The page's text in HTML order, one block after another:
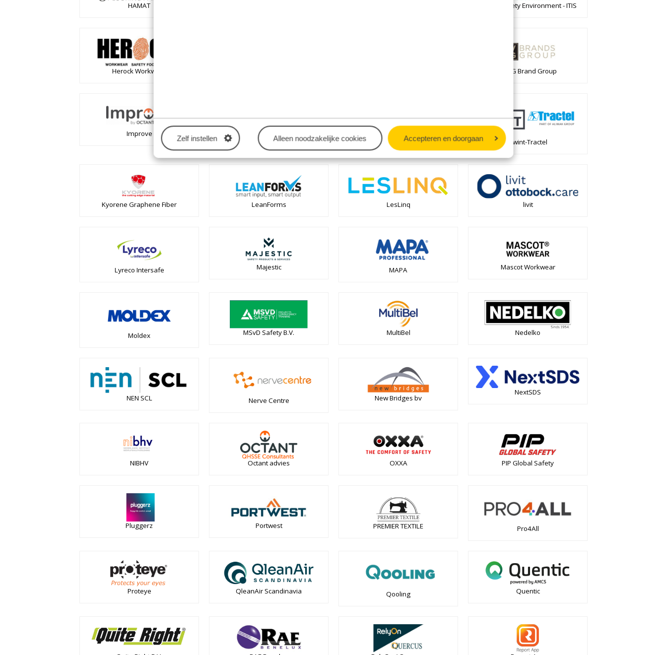
Zelf instellen Alleen noodzakelijke cookies Accepteren en doorgaan
HAMAT Health Safety Environment - ITIS
Herock Workwear HVEG Brand Group
Improve Infralektra
Kwint-Tractel
Kyorene Graphene Fiber LeanForms LesLinq livit
Lyreco Intersafe Majestic MAPA Mascot Workwear
Moldex MSvD Safety B.V. MultiBel Nedelko
NEN SCL Nerve Centre New Bridges bv
NextSDS
NIBHV Octant advies OXXA PIP Global Safety
Pluggerz Portwest PREMIER TEXTILE Pro4All
Proteye QleanAir Scandinavia Qooling Quentic